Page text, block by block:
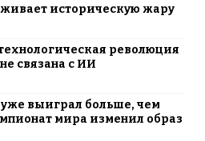
историческую жару
революция
связана с ИИ
выиграл больше, чем
мира изменил образ